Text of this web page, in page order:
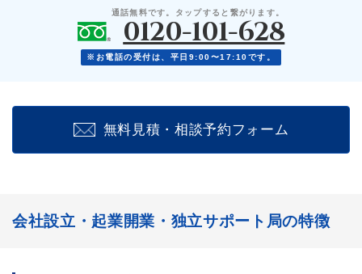
通話無料です。タップすると繋がります。
0120-101-628
※お電話の受付は、平日9:00〜17:10です。
無料見積・相談予約フォーム
会社設立・起業開業・独立サポート局の特徴